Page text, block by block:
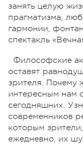
занять целую
прагматизма,
гармонии,
спектакль
Философские
оставят
зрителя. Почему
интересным нам
сегодняшних.
современников
которым
ежедневно, их